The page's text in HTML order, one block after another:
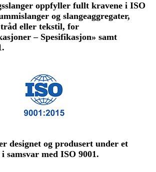
oppfyller fullt kravene i ISO
og slangeaggregater,
eller tekstil, for
– Spesifikasjon» samt
designet og produsert under et
samsvar med ISO 9001.